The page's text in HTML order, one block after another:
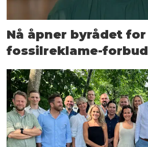
Nå åpner byrådet for
fossilreklame-forbud